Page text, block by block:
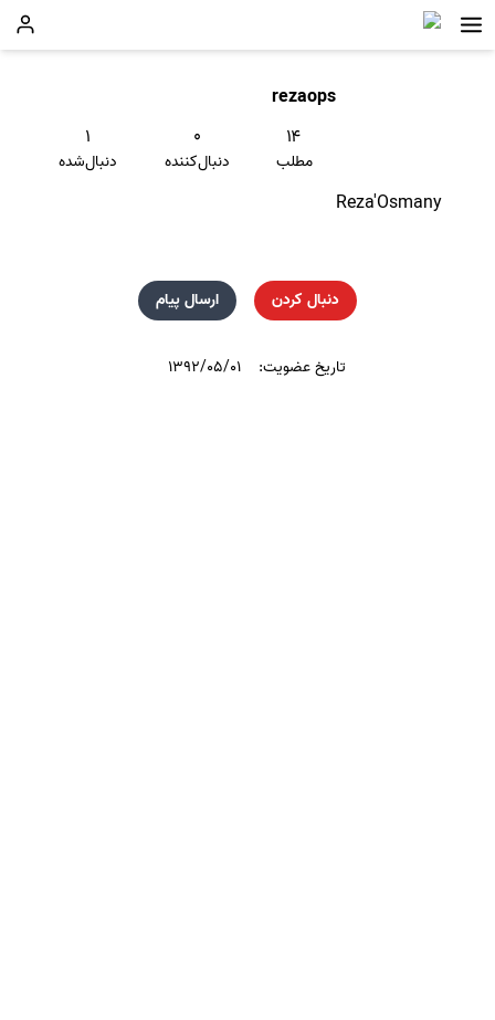
rezaops
۱۴
مطلب
۰
دنبال‌کننده
۱
دنبال‌شده
Reza'Osmany
دنبال کردن ارسال پیام
تاریخ عضویت: ۱۳۹۲/۰۵/۰۱